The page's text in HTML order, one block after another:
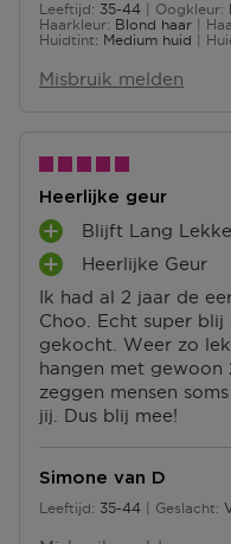
Leeftijd
35 tot 4435-44 Oogkleur
Haarkleur
Blond haar
Huidtint
Medium huid
Misbruik melden
Heerlijke geur
Ik had al 2 jaar de
Choo. Echt super
gekocht. Weer zo
hangen met gewoon
zeggen mensen
jij. Dus blij mee!
P
L
U
S
U
T
E
N
Blijft Lang
P
U
S
P
U
N
N
Heerlijke Geur
Simone van D
Leeftijd
35 tot 4435-44 Geslacht